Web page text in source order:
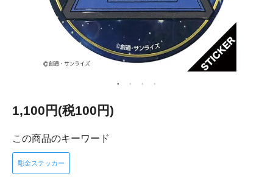
1,100円(税100円)
この商品のキーワード
彫金ステッカー